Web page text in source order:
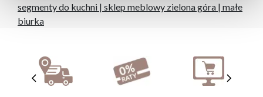
segmenty do kuchni | sklep meblowy zielona góra | małe
biurka